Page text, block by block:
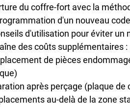
du coffre-fort avec la
d'un nouveau
d'utilisation pour éviter un
des coûts supplémentaires :
de pièces
après perçage (plaque de
au-delà de la zone